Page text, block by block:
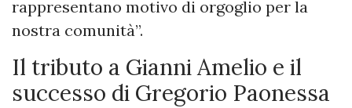
rappresentano motivo di orgoglio per la
nostra comunità”.
Il tributo a Gianni Amelio e il
successo di Gregorio Paonessa